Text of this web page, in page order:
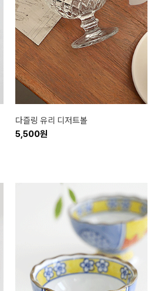
다즐링 유리 디저트볼
5,500원